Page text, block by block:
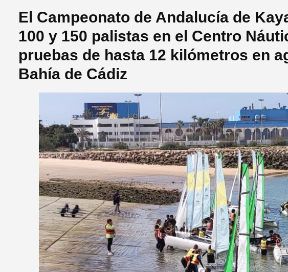
El Campeonato de Andalucía de
100 y 150 palistas en el Centro
pruebas de hasta 12 kilómetros en
Bahía de Cádiz